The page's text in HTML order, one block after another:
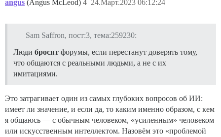
angus (Angus McLeod) 24.Март.2023 06:12:24
4
Sam Saffron, пост:3, тема:259230:
Люди бросят форумы, если перестанут доверять тому,
что общаются с реальными людьми, а не с их
имитациями.
Это затрагивает один из самых глубоких вопросов об ИИ:
имеет ли значение, и если да, то каким именно образом, с кем
я общаюсь — с обычным человеком, «усиленным» человеком
или искусственным интеллектом. Назовём это «проблемой